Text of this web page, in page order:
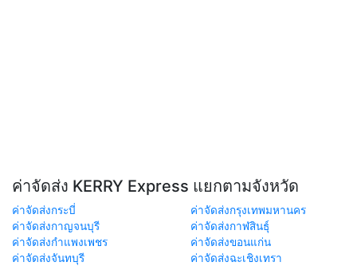
ค่าจัดส่ง KERRY Express แยกตามจังหวัด
ค่าจัดส่งกระบี่
ค่าจัดส่งกรุงเทพมหานคร
ค่าจัดส่งกาญจนบุรี
ค่าจัดส่งกาฬสินธุ์
ค่าจัดส่งกำแพงเพชร
ค่าจัดส่งขอนแก่น
ค่าจัดส่งจันทบุรี
ค่าจัดส่งฉะเชิงเทรา